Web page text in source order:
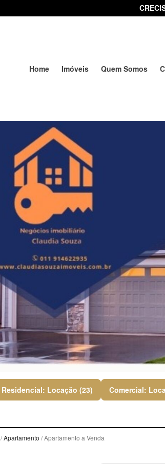
Home Imóveis Quem Somos
Residencial: Locação (23) Comercial:
/Apartamento / Apartamento a Venda